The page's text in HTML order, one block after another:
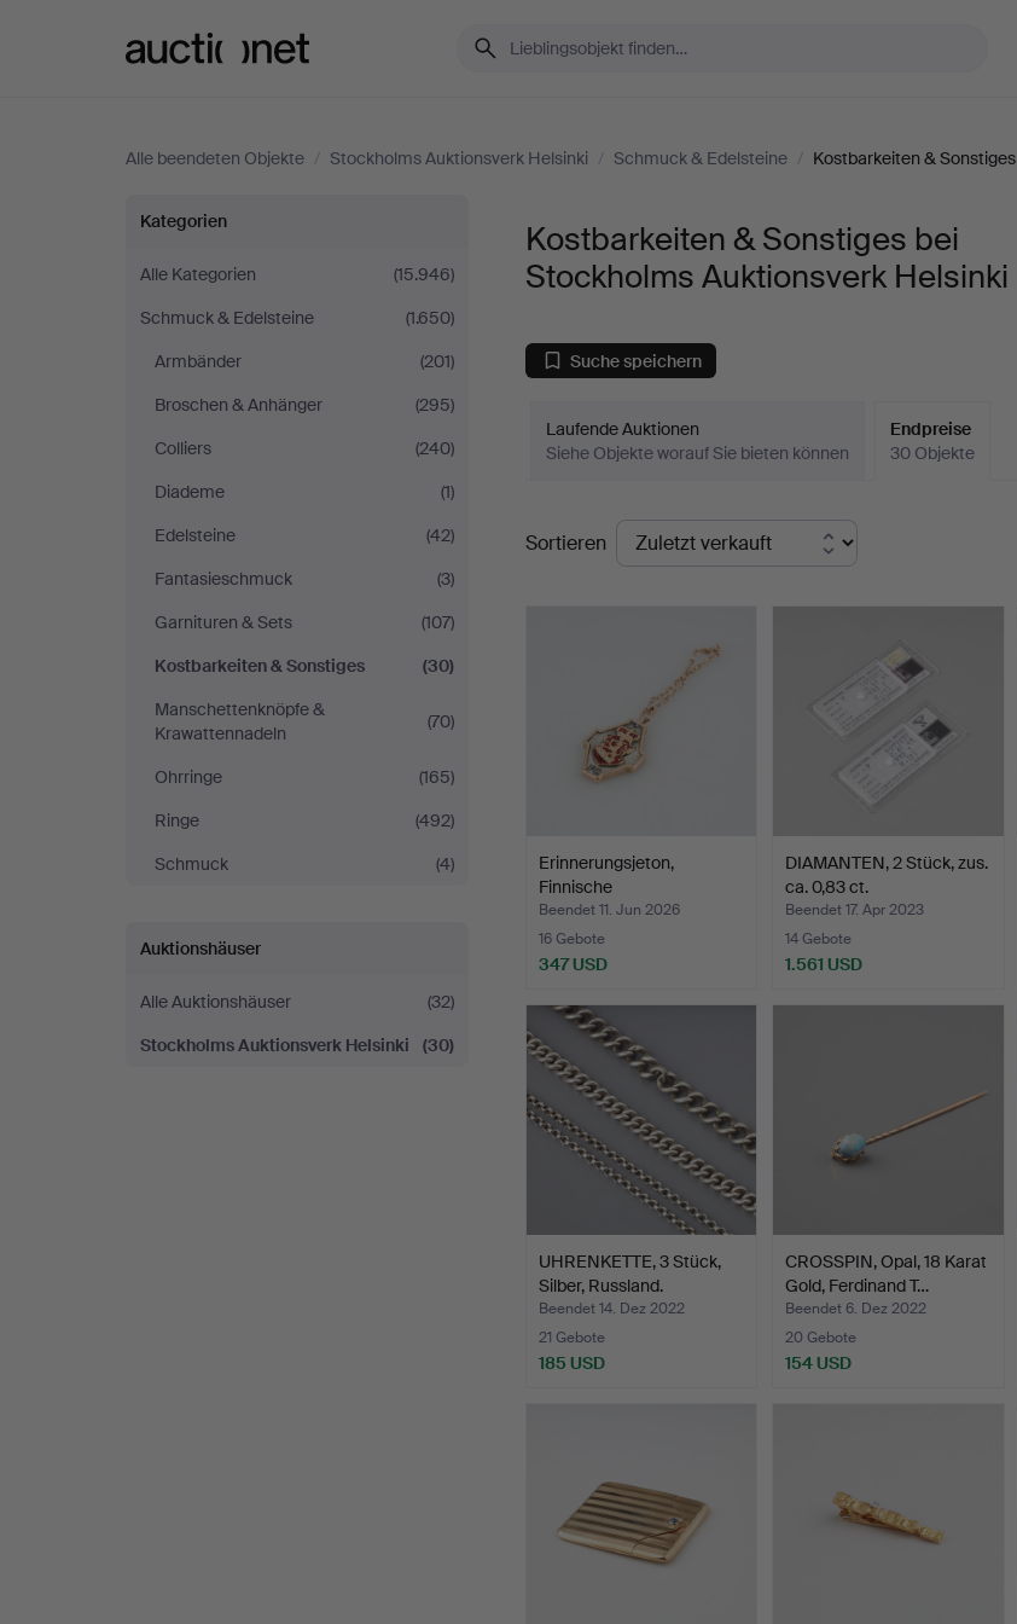
Alle beendeten Objekte / Stockholms Auktionsverk Helsinki / Schmuck & Edelsteine / Kostbarkeiten & Sonstiges
Kostbarkeiten
&
Sonstiges
bei
Stockholms
Auktionsverk
Helsinki
Kategorien
Alle Kategorien
(15.946)
Schmuck & Edelsteine
(1.650)
Armbänder
(201)
Broschen & Anhänger
(295)
Colliers
(240)
Diademe
(1)
Edelsteine
(42)
Fantasieschmuck
(3)
Garnituren & Sets
(107)
Kostbarkeiten & Sonstiges
(30)
Manschettenknöpfe &
Krawattennadeln
(70)
Ohrringe
(165)
Ringe
(492)
Schmuck
(4)
Auktionshäuser
Alle Auktionshäuser
(32)
Stockholms Auktionsverk Helsinki
(30)
Kostbarkeiten & Sonstiges bei
Stockholms Auktionsverk Helsinki
Suche speichern
Laufende Auktionen
Siehe Objekte worauf Sie bieten können
Endpreise
30 Objekte
Endpreise
Sortieren
Erinnerungsjeton,
Finnische
Kadettenschule…
Beendet 11. Jun 2026
16 Gebote
347 USD
DIAMANTEN, 2 Stück, zus.
ca. 0,83 ct.
Beendet 17. Apr 2023
14 Gebote
1.561 USD
UHRENKETTE, 3 Stück,
Silber, Russland.
Beendet 14. Dez 2022
21 Gebote
185 USD
CROSSPIN, Opal, 18 Karat
Gold, Ferdinand T…
Beendet 6. Dez 2022
20 Gebote
154 USD